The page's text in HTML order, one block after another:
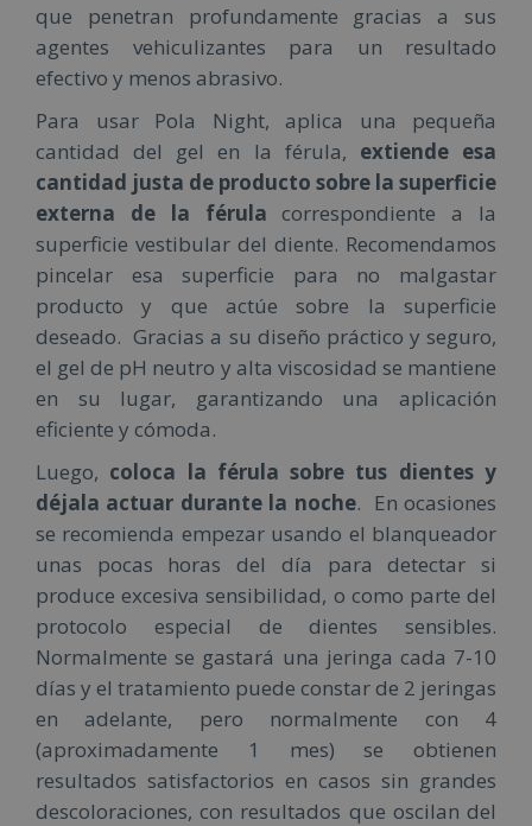
que penetran profundamente gracias a sus
agentes vehiculizantes para un resultado
efectivo y menos abrasivo.
Para usar Pola Night, aplica una pequeña
cantidad del gel en la férula, extiende esa
cantidad justa de producto sobre la superficie
externa de la férula correspondiente a la
superficie vestibular del diente. Recomendamos
pincelar esa superficie para no malgastar
producto y que actúe sobre la superficie
deseado. Gracias a su diseño práctico y seguro,
el gel de pH neutro y alta viscosidad se mantiene
en su lugar, garantizando una aplicación
eficiente y cómoda.
Luego, coloca la férula sobre tus dientes y
déjala actuar durante la noche. En ocasiones
se recomienda empezar usando el blanqueador
unas pocas horas del día para detectar si
produce excesiva sensibilidad, o como parte del
protocolo especial de dientes sensibles.
Normalmente se gastará una jeringa cada 7-10
días y el tratamiento puede constar de 2 jeringas
en adelante, pero normalmente con 4
(aproximadamente 1 mes) se obtienen
resultados satisfactorios en casos sin grandes
descoloraciones, con resultados que oscilan del